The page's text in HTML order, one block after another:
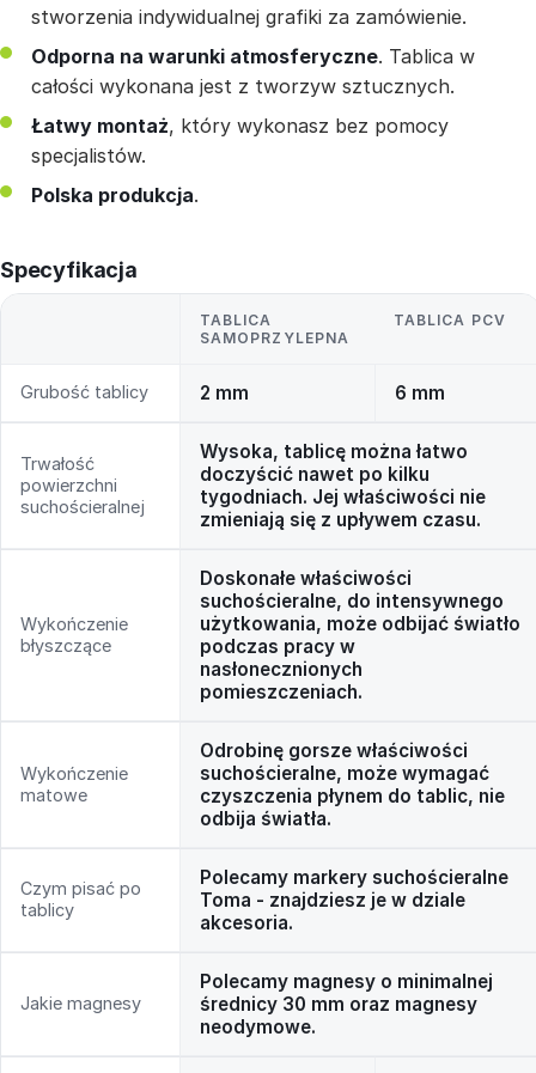
stworzenia indywidualnej grafiki za zamówienie.
Odporna na warunki atmosferyczne. Tablica w
całości wykonana jest z tworzyw sztucznych.
Łatwy montaż, który wykonasz bez pomocy
specjalistów.
Polska produkcja.
Specyfikacja
TABLICA
SAMOPRZYLEPNA
TABLICA PCV
Grubość tablicy 2 mm 6 mm
Trwałość
powierzchni
suchościeralnej
Wysoka, tablicę można łatwo
doczyścić nawet po kilku
tygodniach. Jej właściwości nie
zmieniają się z upływem czasu.
Wykończenie
błyszczące
Doskonałe właściwości
suchościeralne, do intensywnego
użytkowania, może odbijać światło
podczas pracy w
nasłonecznionych
pomieszczeniach.
Wykończenie
matowe
Odrobinę gorsze właściwości
suchościeralne, może wymagać
czyszczenia płynem do tablic, nie
odbija światła.
Czym pisać po
tablicy
Polecamy markery suchościeralne
Toma - znajdziesz je w dziale
akcesoria.
Jakie magnesy
Polecamy magnesy o minimalnej
średnicy 30 mm oraz magnesy
neodymowe.